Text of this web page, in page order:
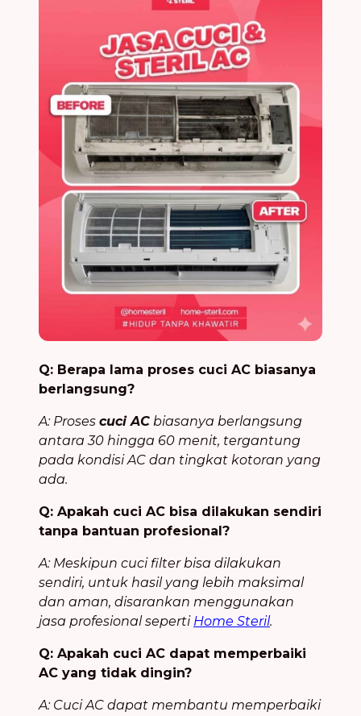
Q: Berapa lama proses cuci AC biasanya
berlangsung?
A: Proses cuci AC biasanya berlangsung
antara 30 hingga 60 menit, tergantung
pada kondisi AC dan tingkat kotoran yang
ada.
Q: Apakah cuci AC bisa dilakukan sendiri
tanpa bantuan profesional?
A: Meskipun cuci filter bisa dilakukan
sendiri, untuk hasil yang lebih maksimal
dan aman, disarankan menggunakan
jasa profesional seperti Home Steril.
Q: Apakah cuci AC dapat memperbaiki
AC yang tidak dingin?
A: Cuci AC dapat membantu memperbaiki